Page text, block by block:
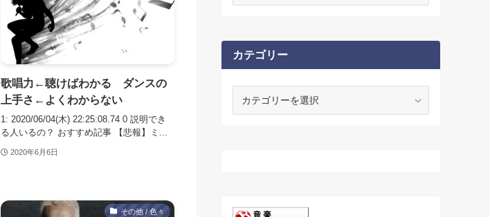
歌唱力←聴けばわかる ダンスの
上手さ←よくわからない
1: 2020/06/04(木) 22:25:08.74 0 説明でき
る人いるの？ おすすめ記事 【悲報】ミ...
2020年6月6日
その他 / 色々
ブ
カテゴリー